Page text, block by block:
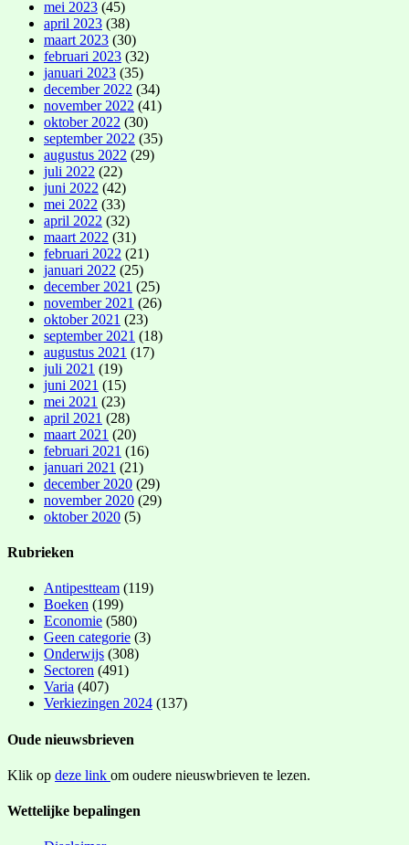
mei 2023 (45)
april 2023 (38)
maart 2023 (30)
februari 2023 (32)
januari 2023 (35)
december 2022 (34)
november 2022 (41)
oktober 2022 (30)
september 2022 (35)
augustus 2022 (29)
juli 2022 (22)
juni 2022 (42)
mei 2022 (33)
april 2022 (32)
maart 2022 (31)
februari 2022 (21)
januari 2022 (25)
december 2021 (25)
november 2021 (26)
oktober 2021 (23)
september 2021 (18)
augustus 2021 (17)
juli 2021 (19)
juni 2021 (15)
mei 2021 (23)
april 2021 (28)
maart 2021 (20)
februari 2021 (16)
januari 2021 (21)
december 2020 (29)
november 2020 (29)
oktober 2020 (5)
Rubrieken
Antipestteam (119)
Boeken (199)
Economie (580)
Geen categorie (3)
Onderwijs (308)
Sectoren (491)
Varia (407)
Verkiezingen 2024 (137)
Oude nieuwsbrieven
Klik op deze link om oudere nieuswbrieven te lezen.
Wettelijke bepalingen